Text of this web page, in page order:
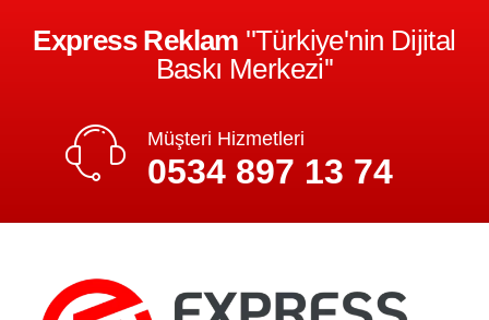
Express Reklam ''Türkiye'nin Dijital
Baskı Merkezi''
Müşteri Hizmetleri
0534 897 13 74